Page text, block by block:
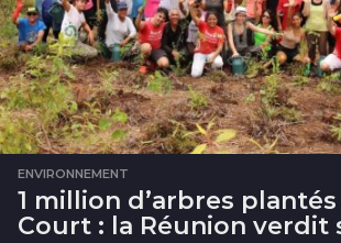
ENVIRONNEMENT
1 million d’arbres plantés
Court : la Réunion verdit